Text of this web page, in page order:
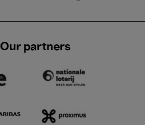
Our partners